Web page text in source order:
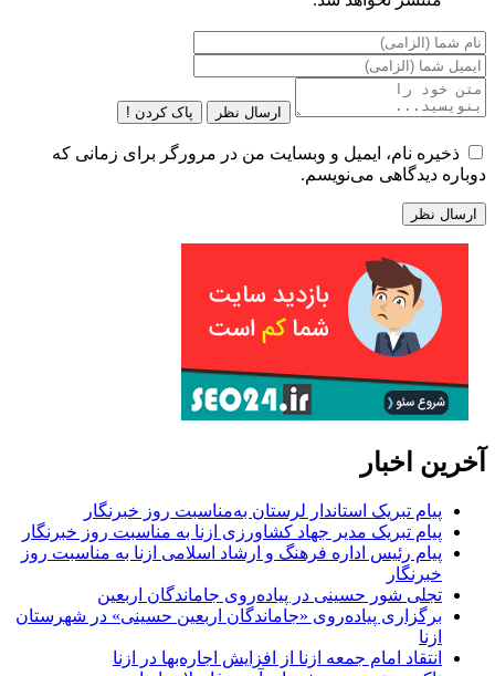
ارسال نظر پاک کردن !
ذخیره نام، ایمیل و وبسایت من در مرورگر برای زمانی که
دوباره دیدگاهی می‌نویسم.
آخرین اخبار
پیام تبریک استاندار لرستان به‌مناسبت روز خبرنگار
پیام تبریک مدیر جهاد کشاورزی ازنا به مناسبت روز خبرنگار
پیام رئیس اداره فرهنگ و ارشاد اسلامی ازنا به مناسبت روز
خبرنگار
تجلی شور حسینی در پیاده‌روی جاماندگان اربعین
برگزاری پیاده‌روی «جاماندگان اربعین حسینی» در شهرستان
ازنا
انتقاد امام جمعه ازنا از افزایش اجاره‌بها در ازنا